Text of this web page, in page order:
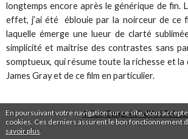
En poursuivant votre navigation sur ce site, vous
cookies. Ces derniers assurent le bon fonctionnement
savoir plus
longtemps encore après le générique de fin.
effet, j’ai été éblouie par la noirceur de ce
laquelle émerge une lueur de clarté
simplicité et maitrise des contrastes sans
somptueux, qui résume toute la richesse et la
James Gray et de ce film en particulier.
4. "Le Congrès" d'Ari